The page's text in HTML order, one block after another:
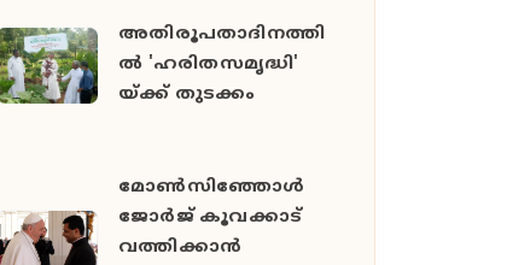
അതിരൂപതാദിനത്തി
ല്‍ 'ഹരിതസമൃദ്ധി'
യ്ക്ക് തുടക്കം
മോൺസിഞ്ഞോൾ
ജോർജ് കൂവക്കാട്
വത്തിക്കാൻ